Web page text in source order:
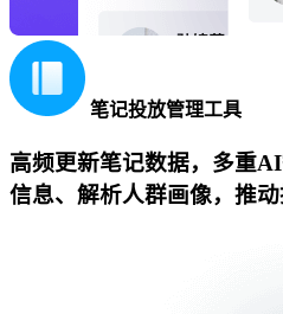
笔记投放管理工具
高频更新笔记数据，多重
信息、解析人群画像，推动